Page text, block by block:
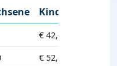
Kinder
€ 42,-
€ 52,-